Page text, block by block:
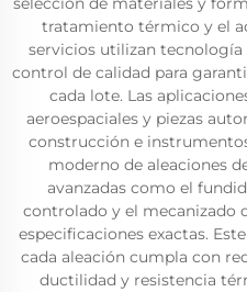
tratamiento térmico y el
servicios utilizan
control de calidad para
cada lote. Las
aeroespaciales y piezas
construcción e
moderno de aleaciones
avanzadas como el
controlado y el mecanizado
especificaciones exactas.
cada aleación cumpla con
ductilidad y resistencia